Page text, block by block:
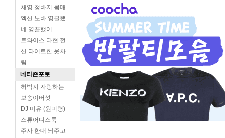
채영 청바지 몸매
엑신 노바 영끌했
네 영끌했어
트와이스 다현 전
신 타이트한 옷차
림
네티즌포토
허벅지 자랑하는
보송이버섯
DJ 미유 (원미령)
스튜어디스룩
주사 한대 놔주고